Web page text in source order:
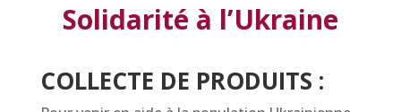
Solidarité à l’Ukraine
COLLECTE DE PRODUITS :